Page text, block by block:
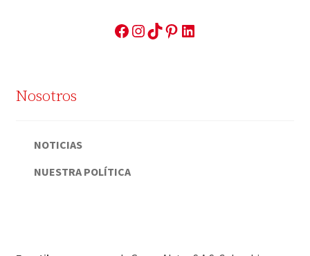
FACEBOOK
INSTAGRAM
TIKTOK
PINTEREST
LINKEDIN
Nosotros
NOTICIAS
NUESTRA POLÍTICA